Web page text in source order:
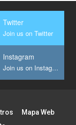
Twitter
Join us on Twitter
Instagram
Join us on Instagram
Mapa Web